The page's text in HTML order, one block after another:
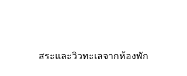
สระและวิวทะเลจากห้องพัก